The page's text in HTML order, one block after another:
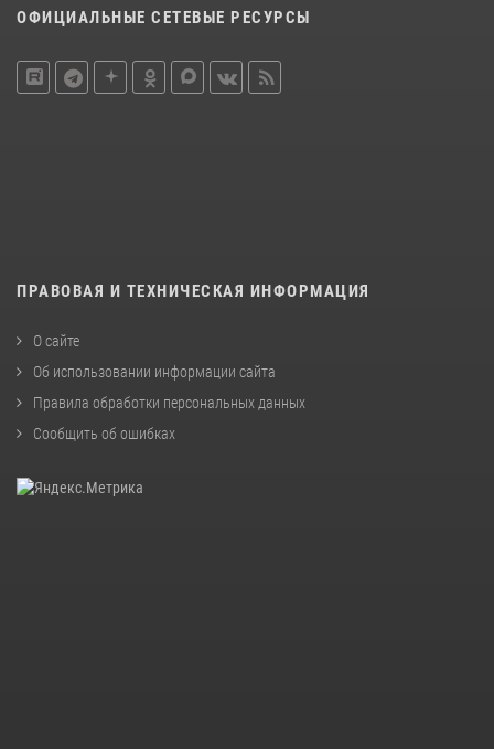
ОФИЦИАЛЬНЫЕ СЕТЕВЫЕ РЕСУРСЫ
ПРАВОВАЯ И ТЕХНИЧЕСКАЯ ИНФОРМАЦИЯ
О сайте
Об использовании информации сайта
Правила обработки персональных данных
Сообщить об ошибках